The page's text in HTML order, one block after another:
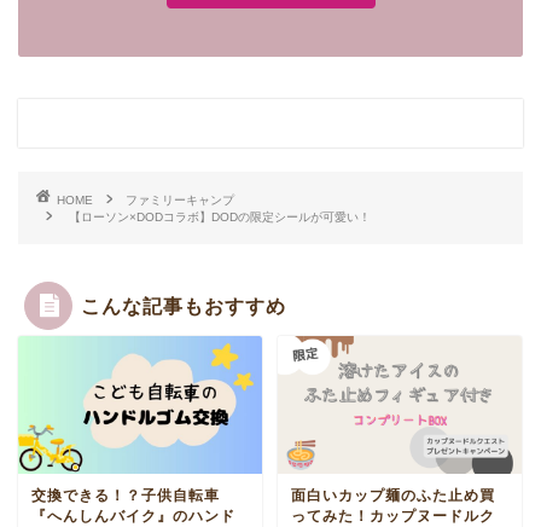
HOME
ファミリーキャンプ
【ローソン×DODコラボ】DODの限定シールが可愛い！
こんな記事もおすすめ
交換できる！？子供自転車
『へんしんバイク』のハンド
面白いカップ麺のふた止め買
ってみた！カップヌードルク